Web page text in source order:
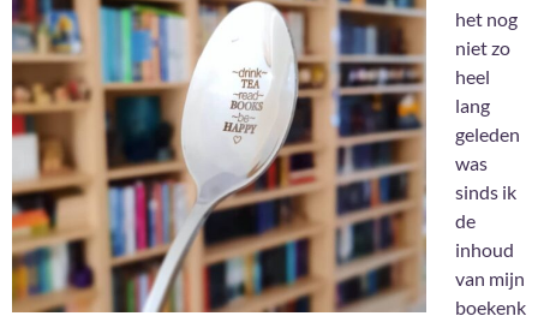
het nog
niet zo
heel
lang
geleden
was
sinds ik
de
inhoud
van mijn
boekenk